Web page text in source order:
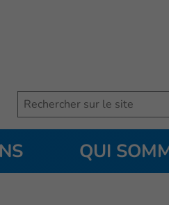
Search
QUI